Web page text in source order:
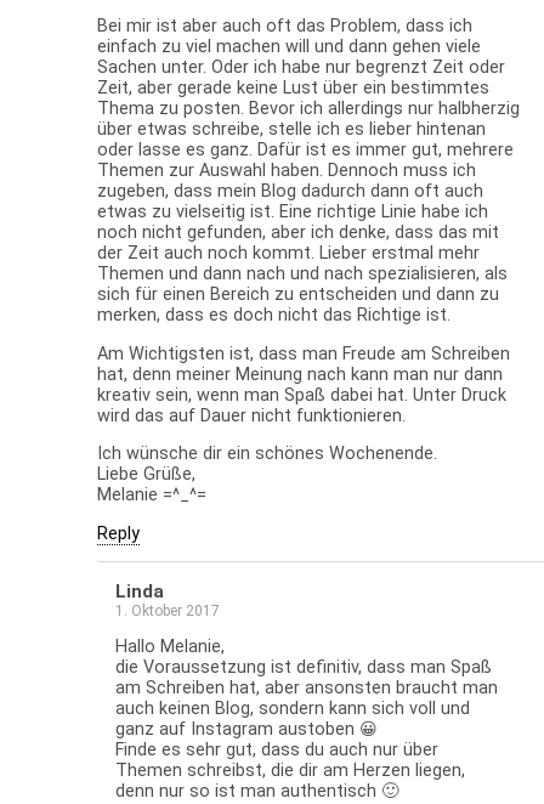
Bei mir ist aber auch oft das Problem, dass ich
einfach zu viel machen will und dann gehen viele
Sachen unter. Oder ich habe nur begrenzt Zeit oder
Zeit, aber gerade keine Lust über ein bestimmtes
Thema zu posten. Bevor ich allerdings nur halbherzig
über etwas schreibe, stelle ich es lieber hintenan
oder lasse es ganz. Dafür ist es immer gut, mehrere
Themen zur Auswahl haben. Dennoch muss ich
zugeben, dass mein Blog dadurch dann oft auch
etwas zu vielseitig ist. Eine richtige Linie habe ich
noch nicht gefunden, aber ich denke, dass das mit
der Zeit auch noch kommt. Lieber erstmal mehr
Themen und dann nach und nach spezialisieren, als
sich für einen Bereich zu entscheiden und dann zu
merken, dass es doch nicht das Richtige ist.
Am Wichtigsten ist, dass man Freude am Schreiben
hat, denn meiner Meinung nach kann man nur dann
kreativ sein, wenn man Spaß dabei hat. Unter Druck
wird das auf Dauer nicht funktionieren.
Ich wünsche dir ein schönes Wochenende.
Liebe Grüße,
Melanie =^_^=
Reply
Linda
1. Oktober 2017
Hallo Melanie,
die Voraussetzung ist definitiv, dass man Spaß
am Schreiben hat, aber ansonsten braucht man
auch keinen Blog, sondern kann sich voll und
ganz auf Instagram austoben 😀
Finde es sehr gut, dass du auch nur über
Themen schreibst, die dir am Herzen liegen,
denn nur so ist man authentisch 🙂